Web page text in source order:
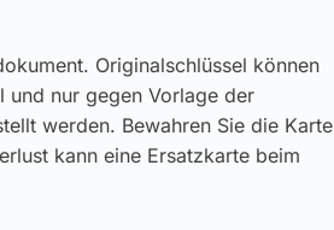
Originalschlüssel können
und nur gegen Vorlage der
werden. Bewahren Sie die Karte
kann eine Ersatzkarte beim